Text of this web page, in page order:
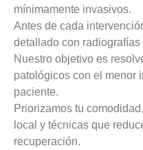
mínimamente invasivos.
Antes de cada
detallado con
Nuestro objetivo es
patológicos con el menor
paciente.
Priorizamos tu
local y técnicas que
recuperación.